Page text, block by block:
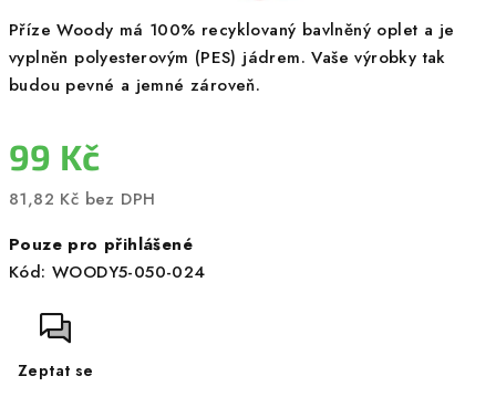
Příze Woody má 100% recyklovaný bavlněný oplet a je
vyplněn polyesterovým (PES) jádrem. Vaše výrobky tak
budou pevné a jemné zároveň.
99 Kč
81,82 Kč bez DPH
cena:
Pouze pro přihlášené
Kód: WOODY5-050-024
Zeptat se